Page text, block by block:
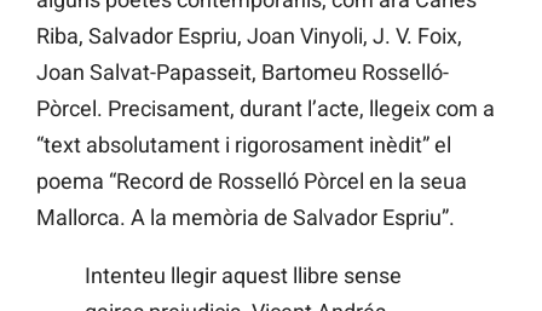
Riba, Salvador Espriu, Joan Vinyoli, J. V. Foix,
Joan Salvat-Papasseit, Bartomeu Rosselló-
Pòrcel. Precisament, durant l’acte, llegeix com a
“text absolutament i rigorosament inèdit” el
poema “Record de Rosselló Pòrcel en la seua
Mallorca. A la memòria de Salvador Espriu”.
Intenteu llegir aquest llibre sense